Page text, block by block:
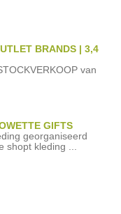
BRANDS | 3,4
van
GIFTS
georganiseerd
shopt kleding ...